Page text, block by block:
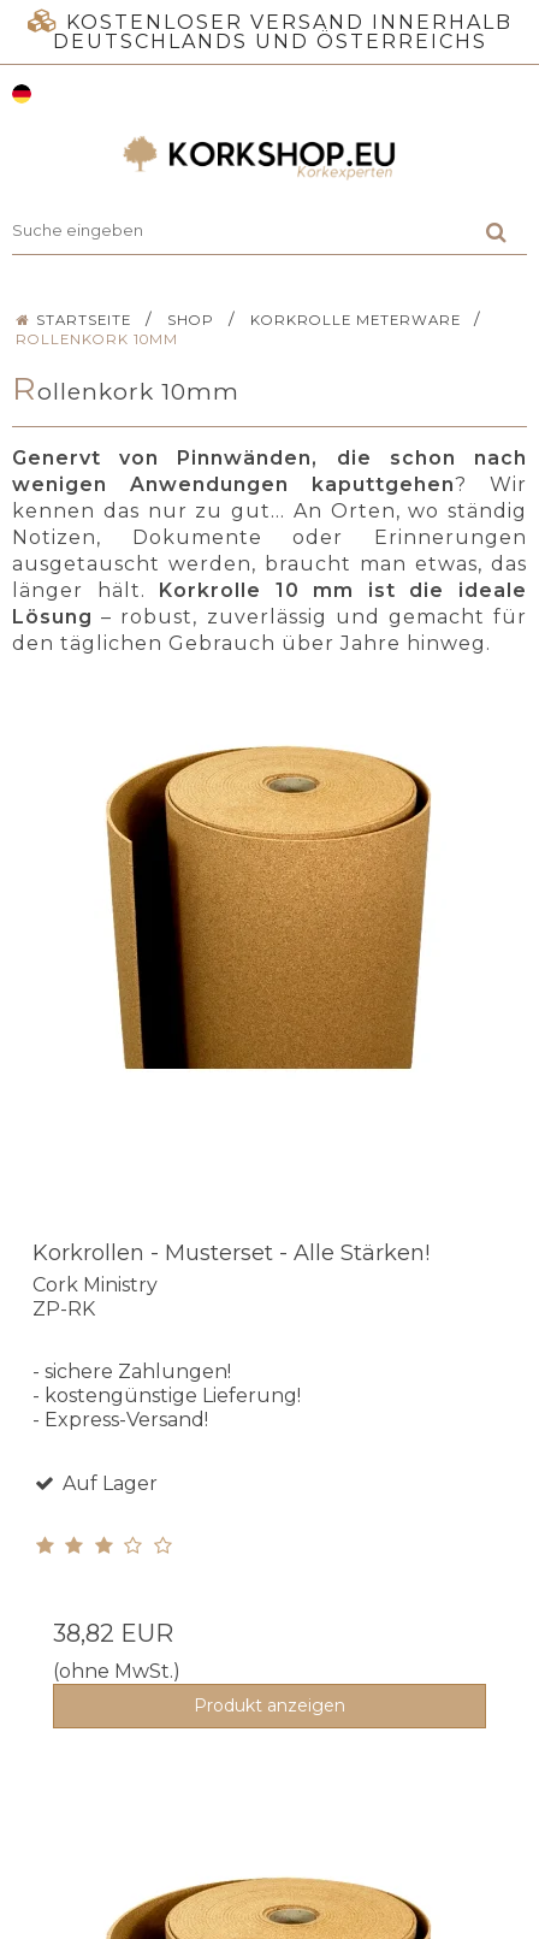
KOSTENLOSER VERSAND INNERHALB
DEUTSCHLANDS UND ÖSTERREICHS
STARTSEITE / SHOP / KORKROLLE METERWARE /
ROLLENKORK 10MM
Rollenkork 10mm
Genervt von Pinnwänden, die schon nach
wenigen Anwendungen kaputtgehen? Wir
kennen das nur zu gut... An Orten, wo ständig
Notizen, Dokumente oder Erinnerungen
ausgetauscht werden, braucht man etwas, das
länger hält.
Korkrolle 10 mm ist die ideale
Lösung – robust, zuverlässig und gemacht für
den täglichen Gebrauch über Jahre hinweg.
Korkrollen - Musterset - Alle Stärken!
Cork Ministry
ZP-RK
- sichere Zahlungen!
- kostengünstige Lieferung!
- Express-Versand!
Auf Lager
38,82 EUR
(ohne MwSt.)
Produkt anzeigen